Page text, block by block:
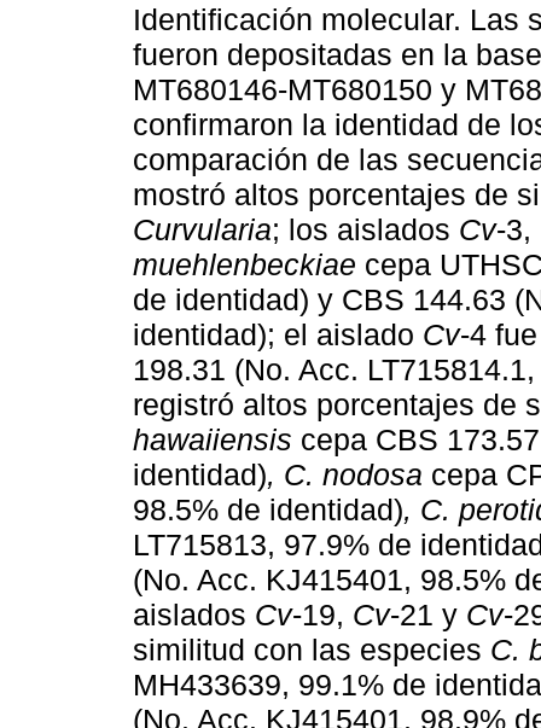
Identificación molecular. Las
fueron depositadas en la
MT680146-MT680150 y
confirmaron la identidad de
comparación de las
mostró altos porcentajes de
Curvularia; los aislados Cv-3,
muehlenbeckiae cepa
de identidad) y CBS 144.63
identidad); el aislado Cv-4
198.31 (No. Acc.
registró altos porcentajes de
hawaiiensis cepa CBS
identidad), C. nodosa cepa
98.5% de identidad), C.
LT715813, 97.9% de
(No. Acc. KJ415401, 98.5%
aislados Cv-19, Cv-21 y Cv-
similitud con las especies C.
MH433639, 99.1% de
(No. Acc. KJ415401, 98.9%